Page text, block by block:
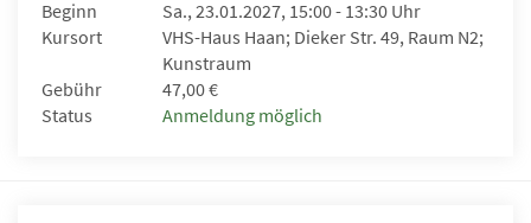
Beginn
Sa., 23.01.2027, 15:00 - 13:30 Uhr
Kursort
VHS-Haus Haan; Dieker Str. 49, Raum N2;
Kunstraum
Gebühr
47,00 €
Status
Anmeldung möglich